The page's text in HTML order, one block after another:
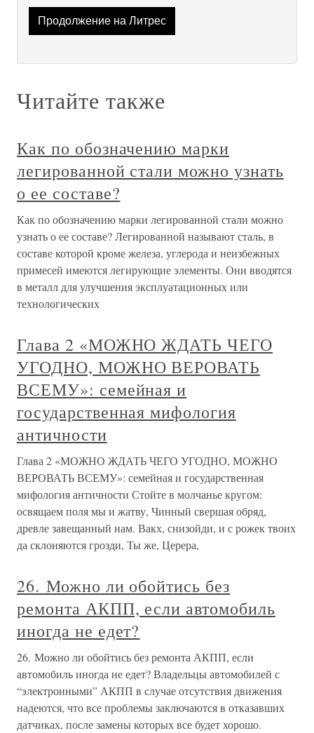
Продолжение на Литрес
Читайте также
Как по обозначению марки
легированной стали можно узнать
о ее составе?
Как по обозначению марки легированной стали можно
узнать о ее составе? Легированной называют сталь, в
составе которой кроме железа, углерода и неизбежных
примесей имеются легирующие элементы. Они вводятся
в металл для улучшения эксплуатационных или
технологических
Глава 2 «МОЖНО ЖДАТЬ ЧЕГО
УГОДНО, МОЖНО ВЕРОВАТЬ
ВСЕМУ»: семейная и
государственная мифология
античности
Глава 2 «МОЖНО ЖДАТЬ ЧЕГО УГОДНО, МОЖНО
ВЕРОВАТЬ ВСЕМУ»: семейная и государственная
мифология античности Стойте в молчанье кругом:
освящаем поля мы и жатву, Чинный свершая обряд,
древле завещанный нам. Вакх, снизойди, и с рожек твоих
да склоняются грозди, Ты же, Церера,
26. Можно ли обойтись без
ремонта АКПП, если автомобиль
иногда не едет?
26. Можно ли обойтись без ремонта АКПП, если
автомобиль иногда не едет? Владельцы автомобилей с
“электронными” АКПП в случае отсутствия движения
надеются, что все проблемы заключаются в отказавших
датчиках, после замены которых все будет хорошо.